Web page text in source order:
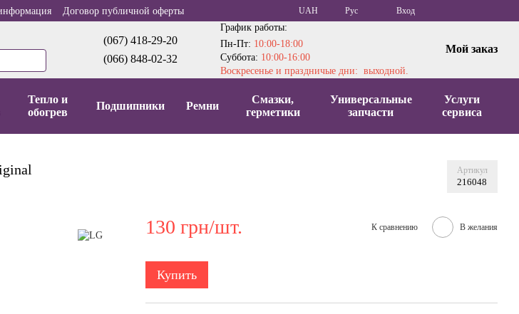
Договор публичной оферты UAH Рус Вход
(067) 418-29-20
(066) 848-02-32
График работы:
Пн-Пт: 10:00-18:00
Суббота: 10:00-16:00
Воскресенье и праздничые дни: выходной.
Мой заказ
Тепло и
обогрев
Подшипники Ремни
Смазки,
герметики
Универсальные
запчасти
Услуги
сервиса
Артикул
216048
130 грн/шт. К сравнению В желания
Купить